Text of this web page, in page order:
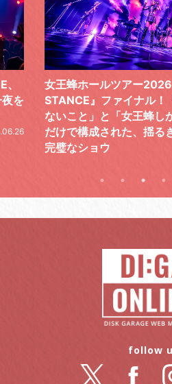
ら
の
「SHISHAMOでした!!!
ての芯を貫き通し、笑顔
たファイナルライブ、
AY”をレポート
follow